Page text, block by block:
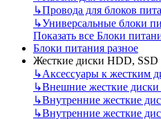
↳Провода для блоков
↳Универсальные блоки
Показать все Блоки
Блоки питания разное
Жесткие диски HDD, SSD
↳Аксессуары к жестким
↳Внешние жесткие диски
↳Внутренние жесткие
↳Внутренние жесткие